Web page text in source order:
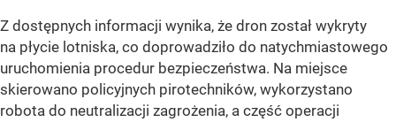
Z dostępnych informacji wynika, że dron został wykryty
na płycie lotniska, co doprowadziło do natychmiastowego
uruchomienia procedur bezpieczeństwa. Na miejsce
skierowano policyjnych pirotechników, wykorzystano
robota do neutralizacji zagrożenia, a część operacji